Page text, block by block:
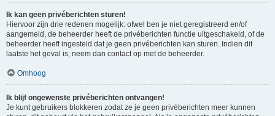
Ik kan geen privéberichten sturen!
Hiervoor zijn drie redenen mogelijk: ofwel ben je niet geregistreerd en/of
aangemeld, de beheerder heeft de privéberichten functie uitgeschakeld, of de
beheerder heeft ingesteld dat je geen privéberichten kan sturen. Indien dit
laatste het geval is, neem dan contact op met de beheerder.
Omhoog
Ik blijf ongewenste privéberichten ontvangen!
Je kunt gebruikers blokkeren zodat ze je geen privéberichten meer kunnen